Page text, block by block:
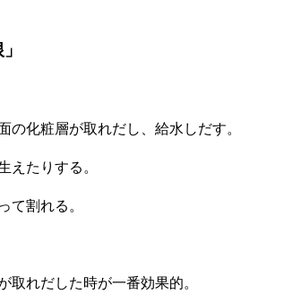
の化粧層が取れだし、給水しだす。
えたりする。
て割れる。
取れだした時が一番効果的。